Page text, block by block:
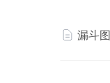
漏斗图